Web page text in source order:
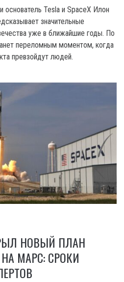
основатель Tesla и SpaceX Илон
значительные
уже в ближайшие годы. По
переломным моментом, когда
превзойдут людей.
НОВЫЙ ПЛАН
МАРС: СРОКИ